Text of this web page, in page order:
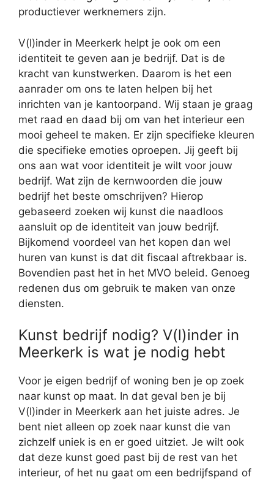
productiever werknemers zijn.
V(l)inder in Meerkerk helpt je ook om een
identiteit te geven aan je bedrijf. Dat is de
kracht van kunstwerken. Daarom is het een
aanrader om ons te laten helpen bij het
inrichten van je kantoorpand. Wij staan je graag
met raad en daad bij om van het interieur een
mooi geheel te maken. Er zijn specifieke kleuren
die specifieke emoties oproepen. Jij geeft bij
ons aan wat voor identiteit je wilt voor jouw
bedrijf. Wat zijn de kernwoorden die jouw
bedrijf het beste omschrijven? Hierop
gebaseerd zoeken wij kunst die naadloos
aansluit op de identiteit van jouw bedrijf.
Bijkomend voordeel van het kopen dan wel
huren van kunst is dat dit fiscaal aftrekbaar is.
Bovendien past het in het MVO beleid. Genoeg
redenen dus om gebruik te maken van onze
diensten.
Kunst bedrijf nodig? V(l)inder in
Meerkerk is wat je nodig hebt
Voor je eigen bedrijf of woning ben je op zoek
naar kunst op maat. In dat geval ben je bij
V(l)inder in Meerkerk aan het juiste adres. Je
bent niet alleen op zoek naar kunst die van
zichzelf uniek is en er goed uitziet. Je wilt ook
dat deze kunst goed past bij de rest van het
interieur, of het nu gaat om een bedrijfspand of